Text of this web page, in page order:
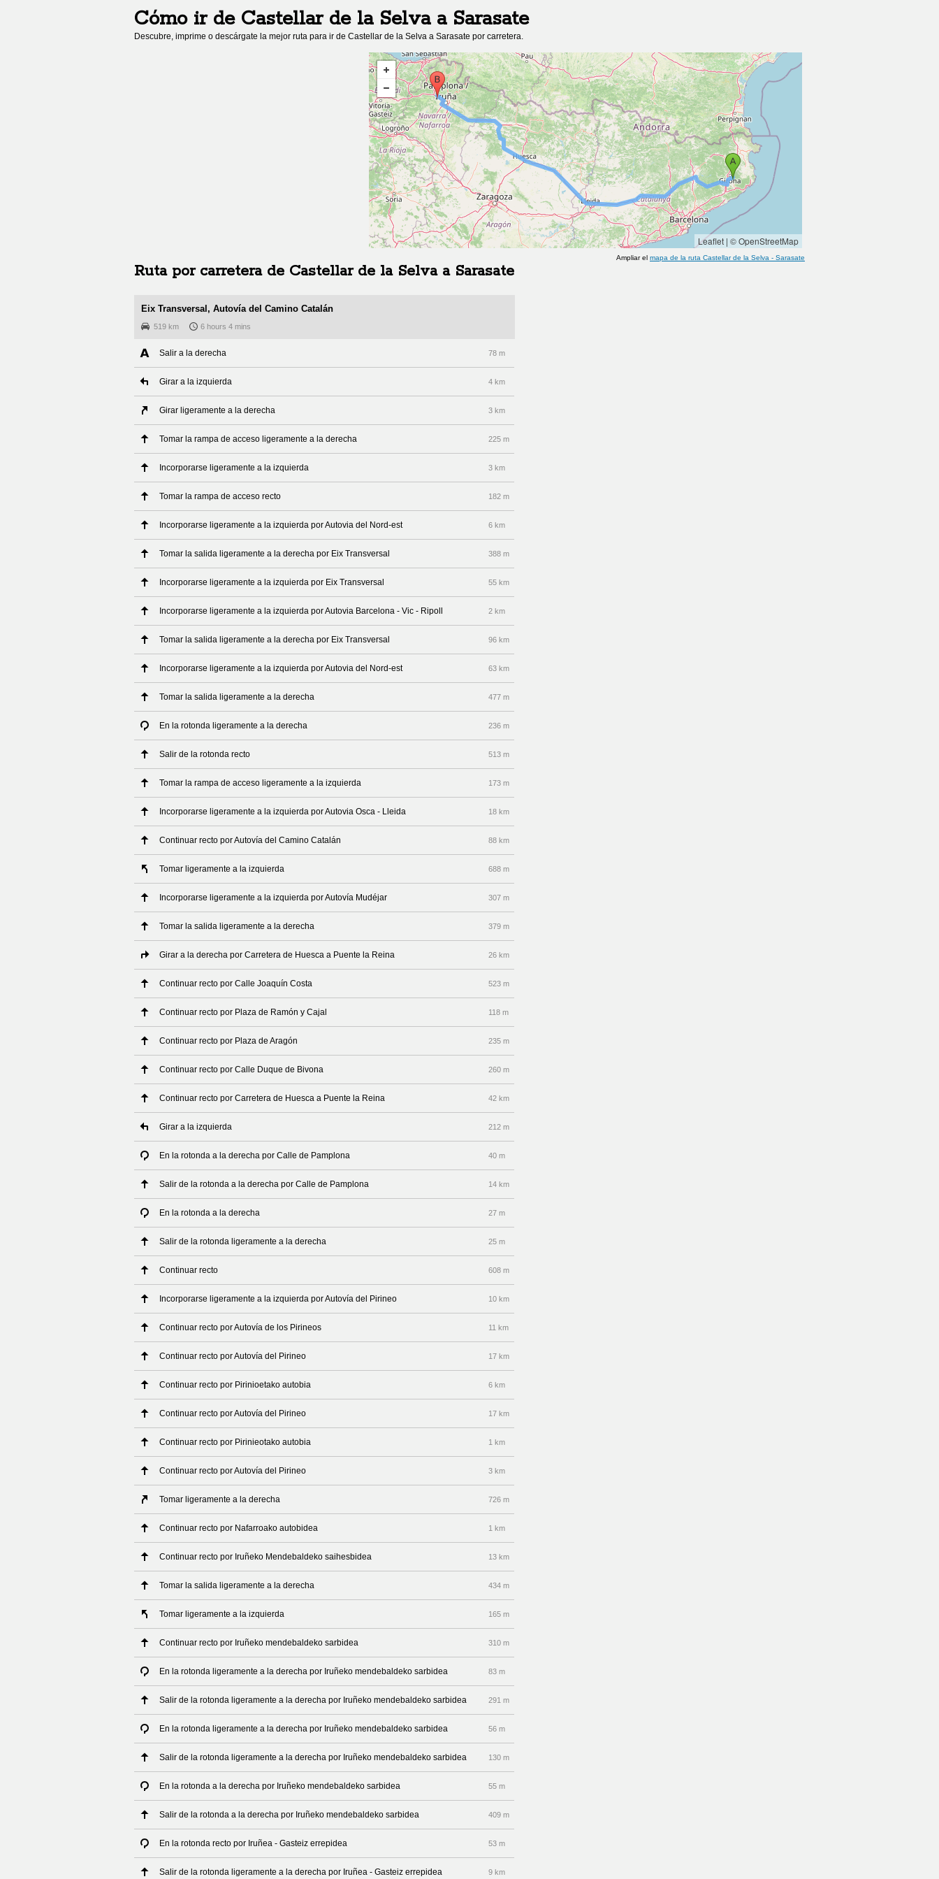
Cómo ir de Castellar de la Selvaa Sarasate
Descubre, imprime o descárgate la mejor ruta para ir de Castellar de la Selva a Sarasate por carretera.
Leaflet | © OpenStreetMap
Ampliar el mapa de la ruta Castellar de la Selva - Sarasate
Ruta por carretera de Castellar de la Selvaa Sarasate
Eix Transversal, Autovía del Camino Catalán
519 km 6 hours 4 mins
Salir a la derecha 78 m
Girar a la izquierda 4 km
Girar ligeramente a la derecha 3 km
Tomar la rampa de acceso ligeramente a la derecha 225 m
Incorporarse ligeramente a la izquierda 3 km
Tomar la rampa de acceso recto 182 m
Incorporarse ligeramente a la izquierda por Autovia del Nord-est 6 km
Tomar la salida ligeramente a la derecha por Eix Transversal 388 m
Incorporarse ligeramente a la izquierda por Eix Transversal 55 km
Incorporarse ligeramente a la izquierda por Autovia Barcelona - Vic - Ripoll 2 km
Tomar la salida ligeramente a la derecha por Eix Transversal 96 km
Incorporarse ligeramente a la izquierda por Autovia del Nord-est 63 km
Tomar la salida ligeramente a la derecha 477 m
En la rotonda ligeramente a la derecha 236 m
Salir de la rotonda recto 513 m
Tomar la rampa de acceso ligeramente a la izquierda 173 m
Incorporarse ligeramente a la izquierda por Autovia Osca - Lleida 18 km
Continuar recto por Autovía del Camino Catalán 88 km
Tomar ligeramente a la izquierda 688 m
Incorporarse ligeramente a la izquierda por Autovía Mudéjar 307 m
Tomar la salida ligeramente a la derecha 379 m
Girar a la derecha por Carretera de Huesca a Puente la Reina 26 km
Continuar recto por Calle Joaquín Costa 523 m
Continuar recto por Plaza de Ramón y Cajal 118 m
Continuar recto por Plaza de Aragón 235 m
Continuar recto por Calle Duque de Bivona 260 m
Continuar recto por Carretera de Huesca a Puente la Reina 42 km
Girar a la izquierda 212 m
En la rotonda a la derecha por Calle de Pamplona 40 m
Salir de la rotonda a la derecha por Calle de Pamplona 14 km
En la rotonda a la derecha 27 m
Salir de la rotonda ligeramente a la derecha 25 m
Continuar recto 608 m
Incorporarse ligeramente a la izquierda por Autovía del Pirineo 10 km
Continuar recto por Autovía de los Pirineos 11 km
Continuar recto por Autovía del Pirineo 17 km
Continuar recto por Pirinioetako autobia 6 km
Continuar recto por Autovía del Pirineo 17 km
Continuar recto por Pirinieotako autobia 1 km
Continuar recto por Autovía del Pirineo 3 km
Tomar ligeramente a la derecha 726 m
Continuar recto por Nafarroako autobidea 1 km
Continuar recto por Iruñeko Mendebaldeko saihesbidea 13 km
Tomar la salida ligeramente a la derecha 434 m
Tomar ligeramente a la izquierda 165 m
Continuar recto por Iruñeko mendebaldeko sarbidea 310 m
En la rotonda ligeramente a la derecha por Iruñeko mendebaldeko sarbidea 83 m
Salir de la rotonda ligeramente a la derecha por Iruñeko mendebaldeko sarbidea 291 m
En la rotonda ligeramente a la derecha por Iruñeko mendebaldeko sarbidea 56 m
Salir de la rotonda ligeramente a la derecha por Iruñeko mendebaldeko sarbidea 130 m
En la rotonda a la derecha por Iruñeko mendebaldeko sarbidea 55 m
Salir de la rotonda a la derecha por Iruñeko mendebaldeko sarbidea 409 m
En la rotonda recto por Iruñea - Gasteiz errepidea 53 m
Salir de la rotonda ligeramente a la derecha por Iruñea - Gasteiz errepidea 9 km